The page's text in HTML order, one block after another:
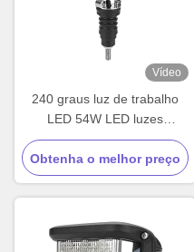
Vídeo
240 graus luz de trabalho
LED 54W LED luzes
auxiliares à prova de água
Obtenha o melhor preço